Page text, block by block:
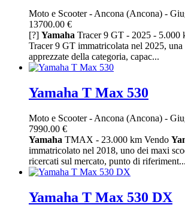
Moto e Scooter-Ancona (Ancona) -
13700.00 €
[?] Yamaha Tracer 9 GT - 2025 - 5.000
Tracer 9 GT immatricolata nel 2025,
apprezzate della categoria, capac...
Yamaha T Max 530
Moto e Scooter- Ancona (Ancona) -
7990.00 €
Yamaha TMAX - 23.000 km Vendo
immatricolato nel 2018, uno dei maxi
ricercati sul mercato, punto di riferiment...
Yamaha T Max 530 DX